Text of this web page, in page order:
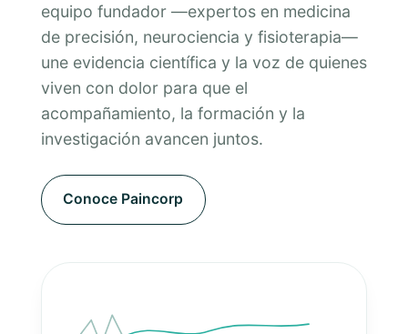
equipo fundador —expertos en medicina
de precisión, neurociencia y fisioterapia—
une evidencia científica y la voz de quienes
viven con dolor para que el
acompañamiento, la formación y la
investigación avancen juntos.
Conoce Paincorp